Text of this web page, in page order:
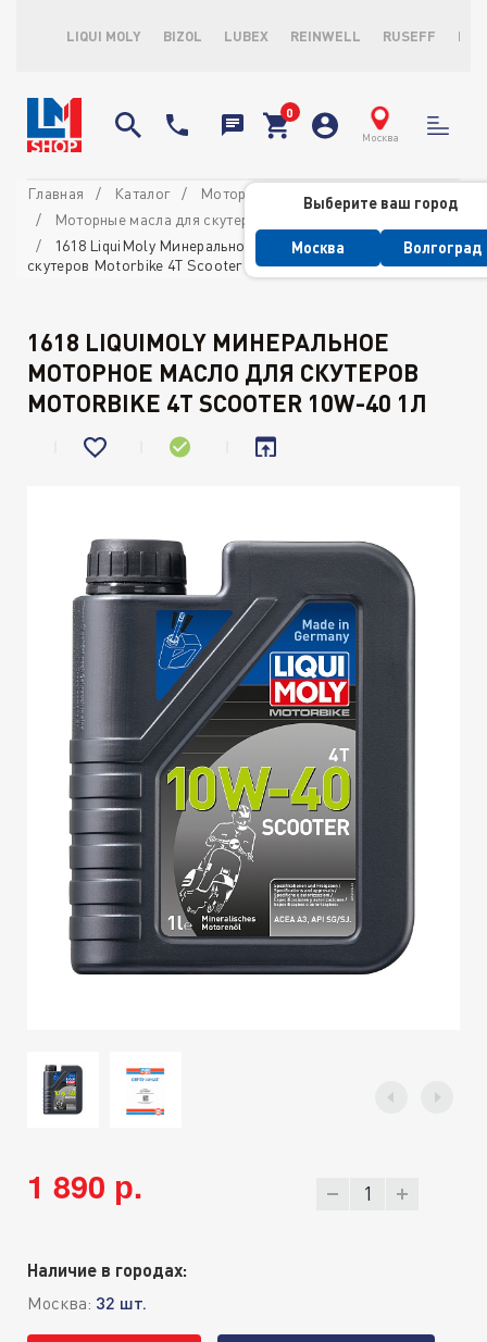
LIQUI MOLY BIZOL LUBEX REINWELL RUSEFF
Москва
Выберите ваш город
Москва Волгоград
Главная Каталог
Моторные масла
Моторные масла для скутеров
1618 LiquiMoly Минеральное моторное масло для
скутеров Motorbike 4T Scooter 10W-40 1л
1618 LIQUIMOLY МИНЕРАЛЬНОЕ
МОТОРНОЕ МАСЛО ДЛЯ СКУТЕРОВ
MOTORBIKE 4T SCOOTER 10W-40 1Л
1 890 р.
Наличие в городах:
Москва: 32 шт.